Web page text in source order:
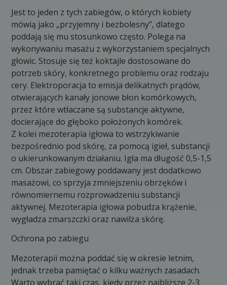
Jest to jeden z tych zabiegów, o których kobiety
mówią jako „przyjemny i bezbolesny”, dlatego
poddają się mu stosunkowo często. Polega na
wykonywaniu masażu z wykorzystaniem specjalnych
głowic. Stosuje się też koktajle dostosowane do
potrzeb skóry, konkretnego problemu oraz rodzaju
cery. Elektroporacja to emisja delikatnych prądów,
otwierających kanały jonowe błon komórkowych,
przez które wtłaczane są substancje aktywne,
docierające do głęboko położonych komórek.
Z kolei mezoterapia igłowa to wstrzykiwanie
bezpośrednio pod skórę, za pomocą igieł, substancji
o ukierunkowanym działaniu. Igła ma długość 0,5-1,5
cm. Obszar zabiegowy poddawany jest dodatkowo
masażowi, co sprzyja zmniejszeniu obrzęków i
równomiernemu rozprowadzeniu substancji
aktywnej. Mezoterapia igłowa pobudza krążenie,
wygładza zmarszczki oraz nawilża skórę.
Ochrona po zabiegu
Mezoterapii można poddać się w okresie letnim,
jednak trzeba pamiętać o kilku ważnych zasadach.
Warto wybrać taki czas, kiedy przez najbliższe 2-3